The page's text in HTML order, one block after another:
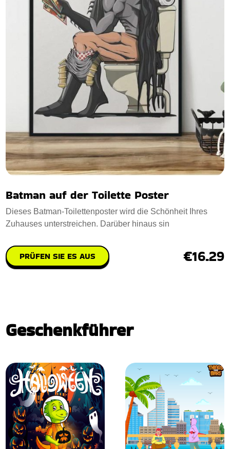
Batman auf der Toilette Poster
Dieses Batman-Toilettenposter wird die Schönheit Ihres
Zuhauses unterstreichen. Darüber hinaus sin
PRÜFEN SIE ES AUS €16.29
Geschenkführer